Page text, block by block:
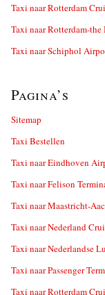
Taxi naar Rotterdam
Taxi naar Rotterdam-
Taxi naar Schiphol
Pagina’s
Sitemap
Taxi Bestellen
Taxi naar Eindhoven
Taxi naar Felison
Taxi naar Maastricht-
Taxi naar Nederland
Taxi naar Nederlandse
Taxi naar Passenger
Taxi naar Rotterdam